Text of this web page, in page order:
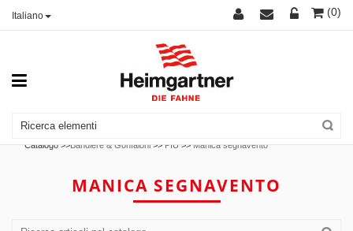
Italiano (0)
Catalogo >>Bandiere & Gonfaloni >>PIÙ >>Manica segnavento
MANICA SEGNAVENTO